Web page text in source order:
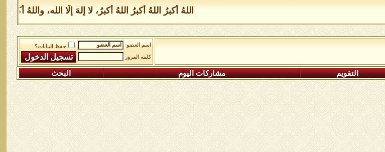
اللهُ أكبرُ اللهُ أكبرُ اللهُ أكبرُ، لا إلهَ إلَّا الله، واللهُ أكبر
اسم العضو
حفظ البيانات؟
كلمة المرور
التقويم مشاركات اليوم البحث